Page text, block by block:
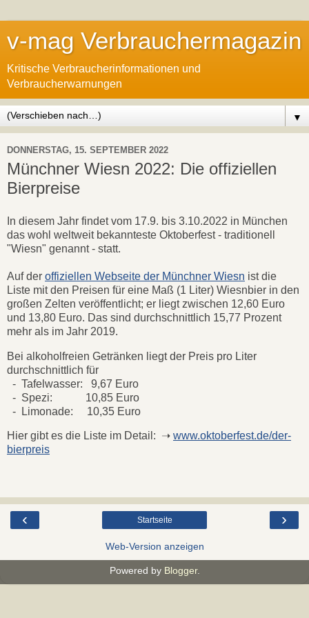
v-mag Verbrauchermagazin
Kritische Verbraucherinformationen und
Verbraucherwarnungen
▼
DONNERSTAG, 15. SEPTEMBER 2022
Münchner Wiesn 2022: Die offiziellen
Bierpreise
In diesem Jahr findet vom 17.9. bis 3.10.2022 in München
das wohl weltweit bekannteste Oktoberfest - traditionell
"Wiesn" genannt - statt.
Auf der offiziellen Webseite der Münchner Wiesn ist die
Liste mit den Preisen für eine Maß (1 Liter) Wiesnbier in den
großen Zelten veröffentlicht; er liegt zwischen 12,60 Euro
und 13,80 Euro. Das sind durchschnittlich 15,77 Prozent
mehr als im Jahr 2019.
Bei alkoholfreien Getränken liegt der Preis pro Liter
durchschnittlich für
- Tafelwasser: 9,67 Euro
- Spezi: 10,85 Euro
- Limonade: 10,35 Euro
Hier gibt es die Liste im Detail: ➝ www.oktoberfest.de/der-
bierpreis
‹ ›
Startseite
Web-Version anzeigen
Powered by Blogger.